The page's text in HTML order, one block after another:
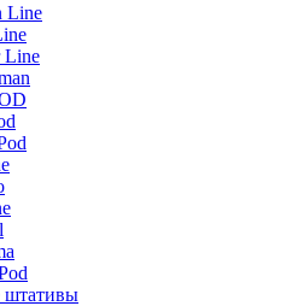
Line
Line
штативы